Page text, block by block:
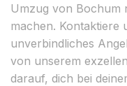
Umzug von Bochum
machen. Kontaktiere
unverbindliches
von unserem
darauf, dich bei